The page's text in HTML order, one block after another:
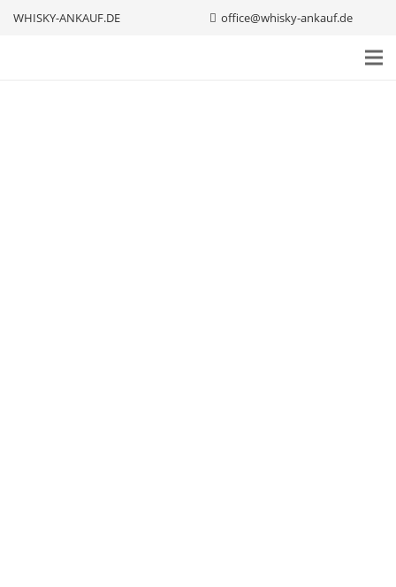
WHISKY-ANKAUF.DE office@whisky-ankauf.de